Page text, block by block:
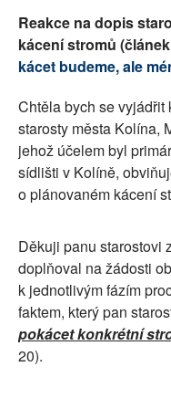
Reakce na dopis
kácení stromů (článek
kácet budeme, ale
Chtěla bych se
starosty města Kolína,
jehož účelem byl
sídlišti v Kolíně,
o plánovaném kácení
Děkuji panu starostovi
doplňoval na žádosti
k jednotlivým fázím
faktem, který pan
pokácet konkrétní
20).